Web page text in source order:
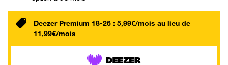
Deezer Premium 18-26 : 5,99€/mois au lieu de
11,99€/mois